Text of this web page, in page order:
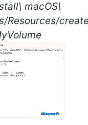
macOS\
Resources/